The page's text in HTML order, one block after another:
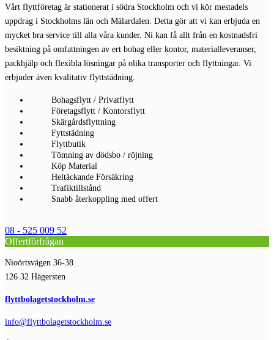
Vårt flyttföretag är stationerat i södra Stockholm och vi kör mestadels
uppdrag i Stockholms län och Mälardalen. Detta gör att vi kan erbjuda en
mycket bra service till alla våra kunder. Ni kan få allt från en kostnadsfri
besiktning på omfattningen av ert bohag eller kontor, materialleveranser,
packhjälp och flexibla lösningar på olika transporter och flyttningar. Vi
erbjuder även kvalitativ flyttstädning.
Bohagsflytt / Privatflytt
Företagsflytt / Kontorsflytt
Skärgårdsflyttning
Fyttstädning
Flyttbutik
Tömning av dödsbo / röjning
Köp Material
Heltäckande Försäkring
Trafiktillstånd
Snabb återkoppling med offert
08 - 525 009 52
Offertförfrågan
Nioörtsvägen 36-38
126 32 Hägersten
flyttbolagetstockholm.se
info@flyttbolagetstockholm.se